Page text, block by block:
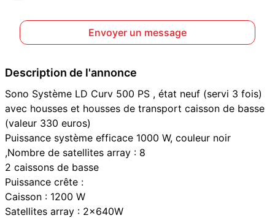
Envoyer un message
Description de l'annonce
Sono Système LD Curv 500 PS , état neuf (servi 3 fois)
avec housses et housses de transport caisson de basse
(valeur 330 euros)
Puissance système efficace 1000 W, couleur noir
,Nombre de satellites array : 8
2 caissons de basse
Puissance crête :
Caisson : 1200 W
Satellites array : 2x640W